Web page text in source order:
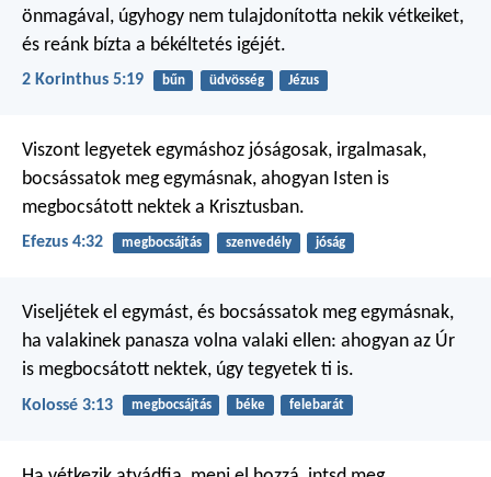
önmagával, úgyhogy nem tulajdonította nekik vétkeiket,
és reánk bízta a békéltetés igéjét.
2 Korinthus 5:19 bűn üdvösség Jézus
Viszont legyetek egymáshoz jóságosak, irgalmasak,
bocsássatok meg egymásnak, ahogyan Isten is
megbocsátott nektek a Krisztusban.
Efezus 4:32 megbocsájtás szenvedély jóság
Viseljétek el egymást, és bocsássatok meg egymásnak,
ha valakinek panasza volna valaki ellen: ahogyan az Úr
is megbocsátott nektek, úgy tegyetek ti is.
Kolossé 3:13 megbocsájtás béke felebarát